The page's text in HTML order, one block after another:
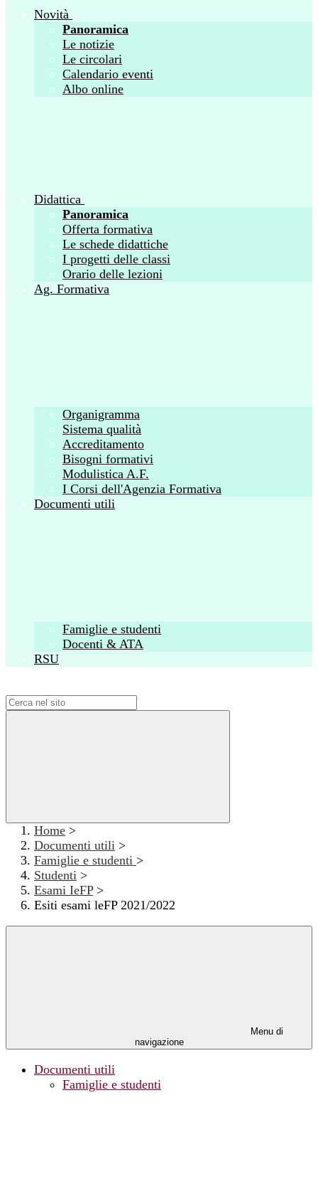
Novità
Panoramica
Le notizie
Le circolari
Calendario eventi
Albo online
Didattica
Panoramica
Offerta formativa
Le schede didattiche
I progetti delle classi
Orario delle lezioni
Ag. Formativa
Organigramma
Sistema qualità
Accreditamento
Bisogni formativi
Modulistica A.F.
I Corsi dell'Agenzia Formativa
Documenti utili
Famiglie e studenti
Docenti & ATA
RSU
Home >
Documenti utili >
Famiglie e studenti >
Studenti >
Esami IeFP >
Esiti esami leFP 2021/2022
Menu di
navigazione
Documenti utili
Famiglie e studenti